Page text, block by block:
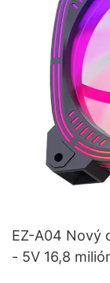
EZ-A04 Nový
- 5V 16,8